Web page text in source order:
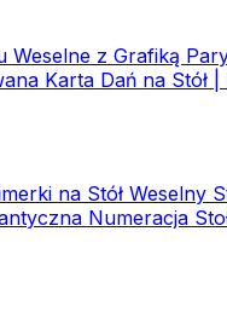
Weselne z Grafiką Pary
Karta Dań na Stół
na Stół Weselny
Numeracja